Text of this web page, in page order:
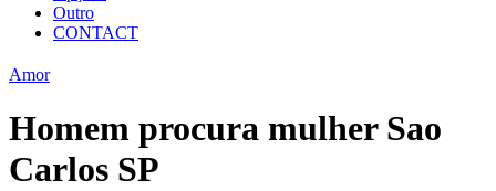
Outro
CONTACT
Amor
Homem procura mulher Sao
Carlos SP